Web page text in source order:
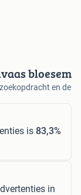
bloesem
en de
is 83,3%
in